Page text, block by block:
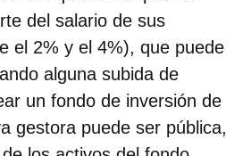
del salario de sus
el 2% y el 4%), que puede
alguna subida de
un fondo de inversión de
gestora puede ser pública,